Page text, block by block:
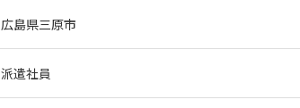
広島県三原市
派遣社員